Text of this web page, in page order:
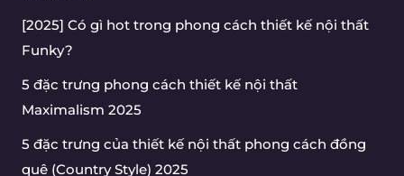
[2025] Có gì hot trong phong cách thiết kế nội thất
Funky?
5 đặc trưng phong cách thiết kế nội thất
Maximalism 2025
5 đặc trưng của thiết kế nội thất phong cách đồng
quê (Country Style) 2025